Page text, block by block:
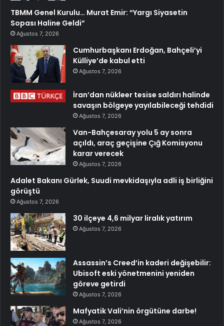
TBMM Genel Kurulu… Murat Emir: “Yargı Siyasetin
Sopası Haline Geldi”
Ağustos 7, 2026
Cumhurbaşkanı Erdoğan, Bahçeli’yi
Külliye’de kabul etti
Ağustos 7, 2026
İran’dan nükleer tesise saldırı halinde
savaşın bölgeye yayılabileceği tehdidi
Ağustos 7, 2026
Van-Bahçesaray yolu 5 ay sonra
açıldı, araç geçişine Çığ Komisyonu
karar verecek
Ağustos 7, 2026
Adalet Bakanı Gürlek, Suudi mevkidaşıyla adli iş birliğini
görüştü
Ağustos 7, 2026
30 ilçeye 4,6 milyar liralık yatırım
Ağustos 7, 2026
Assassin’s Creed’in kaderi değişebilir:
Ubisoft eski yönetmenini yeniden
göreve getirdi
Ağustos 7, 2026
Mafyatik Vali’nin örgütüne darbe!
Ağustos 7, 2026